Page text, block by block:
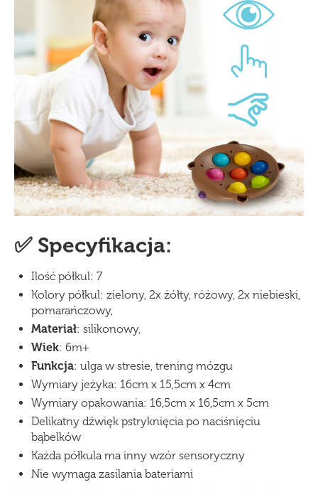
✅ Specyfikacja:
Ilość półkul: 7
Kolory półkul: zielony, 2x żółty, różowy, 2x niebieski,
pomarańczowy,
Materiał: silikonowy,
Wiek: 6m+
Funkcja: ulga w stresie, trening mózgu
Wymiary jeżyka: 16cm x 15,5cm x 4cm
Wymiary opakowania: 16,5cm x 16,5cm x 5cm
Delikatny dźwięk pstryknięcia po naciśnięciu
bąbelków
Każda półkula ma inny wzór sensoryczny
Nie wymaga zasilania bateriami